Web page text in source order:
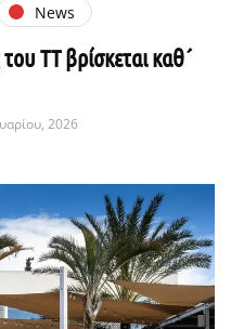
News
TT βρίσκεται καθ´
2026